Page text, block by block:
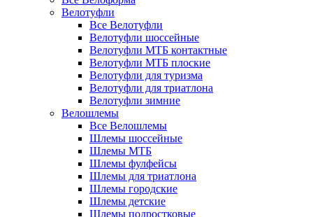
Велотуфли
Все Велотуфли
Велотуфли шоссейные
Велотуфли МТБ контактные
Велотуфли МТБ плоские
Велотуфли для туризма
Велотуфли для триатлона
Велотуфли зимние
Велошлемы
Все Велошлемы
Шлемы шоссейные
Шлемы МТБ
Шлемы фулфейсы
Шлемы для триатлона
Шлемы городские
Шлемы детские
Шлемы подростковые